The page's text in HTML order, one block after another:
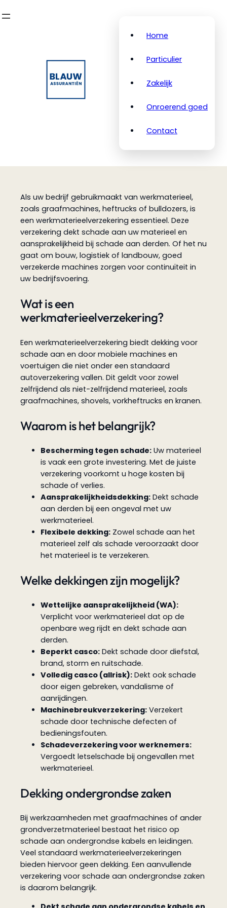
naar
Home
Particulier
Zakelijk
Onroerend goed
Contact
Als uw bedrijf gebruikmaakt van werkmaterieel,
zoals graafmachines, heftrucks of bulldozers, is
een werkmaterieelverzekering essentieel. Deze
verzekering dekt schade aan uw materieel en
aansprakelijkheid bij schade aan derden. Of het nu
gaat om bouw, logistiek of landbouw, goed
verzekerde machines zorgen voor continuïteit in
uw bedrijfsvoering.
Wat is een
werkmaterieelverzekering?
Een werkmaterieelverzekering biedt dekking voor
schade aan en door mobiele machines en
voertuigen die niet onder een standaard
autoverzekering vallen. Dit geldt voor zowel
zelfrijdend als niet-zelfrijdend materieel, zoals
graafmachines, shovels, vorkheftrucks en kranen.
Waarom is het belangrijk?
Bescherming tegen schade: Uw materieel
is vaak een grote investering. Met de juiste
verzekering voorkomt u hoge kosten bij
schade of verlies.
Aansprakelijkheidsdekking: Dekt schade
aan derden bij een ongeval met uw
werkmaterieel.
Flexibele dekking: Zowel schade aan het
materieel zelf als schade veroorzaakt door
het materieel is te verzekeren.
Welke dekkingen zijn mogelijk?
Wettelijke aansprakelijkheid (WA):
Verplicht voor werkmaterieel dat op de
openbare weg rijdt en dekt schade aan
derden.
Beperkt casco: Dekt schade door diefstal,
brand, storm en ruitschade.
Volledig casco (allrisk): Dekt ook schade
door eigen gebreken, vandalisme of
aanrijdingen.
Machinebreukverzekering: Verzekert
schade door technische defecten of
bedieningsfouten.
Schadeverzekering voor werknemers:
Vergoedt letselschade bij ongevallen met
werkmaterieel.
Dekking ondergrondse zaken
Bij werkzaamheden met graafmachines of ander
grondverzetmaterieel bestaat het risico op
schade aan ondergrondse kabels en leidingen.
Veel standaard werkmaterieelverzekeringen
bieden hiervoor geen dekking. Een aanvullende
verzekering voor schade aan ondergrondse zaken
is daarom belangrijk.